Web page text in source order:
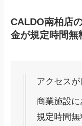
CALDO南柏店
金が規定時間無
アクセスが
商業施設
規定時間無